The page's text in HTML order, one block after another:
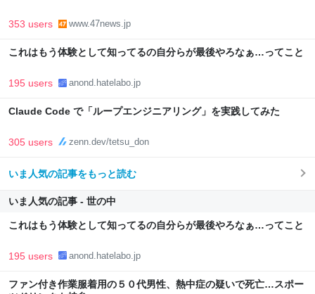
353 users www.47news.jp
これはもう体験として知ってるの自分らが最後やろなぁ…ってこと
195 users anond.hatelabo.jp
Claude Code で「ループエンジニアリング」を実践してみた
305 users zenn.dev/tetsu_don
いま人気の記事をもっと読む
いま人気の記事 - 世の中
これはもう体験として知ってるの自分らが最後やろなぁ…ってこと
195 users anond.hatelabo.jp
ファン付き作業服着用の５０代男性、熱中症の疑いで死亡…スポー